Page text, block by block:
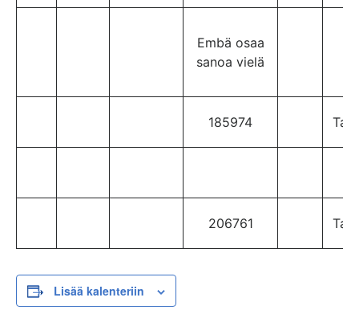
Embä osaa
sanoa vielä
185974
206761
Lisää kalenteriin